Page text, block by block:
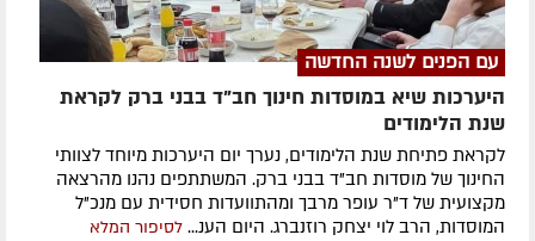
עם הפנים לשנה החדשה
היערכות שיא במוסדות חינוך חב"ד בבני ברק לקראת
שנת הלימודים
לקראת פתיחת שנת הלימודים, נערך יום היערכות מיוחד לצוותי
החינוך של מוסדות חב"ד בבני ברק. המשתתפים נהנו מהרצאה
מקצועית של ד"ר עופר מרבך ומהתוועדות חסידית עם מנכ"ל
המוסדות, הרב לוי יצחק רוזנברג. היום הענ... לסיפור המלא